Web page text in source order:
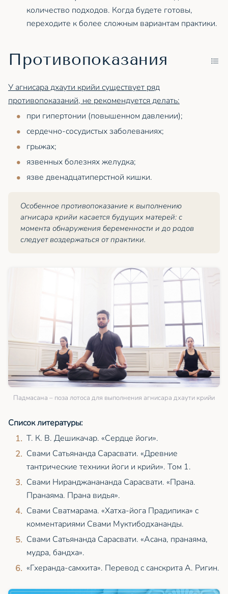
количество подходов. Когда будете готовы,
переходите к более сложным вариантам практики.
Противопоказания
У агнисара дхаути крийи существует ряд
противопоказаний, не рекомендуется делать:
при гипертонии (повышенном давлении);
сердечно-сосудистых заболеваниях;
грыжах;
язвенных болезнях желудка;
язве двенадцатиперстной кишки.
Особенное противопоказание к выполнению
агнисара крийи касается будущих матерей: с
момента обнаружения беременности и до родов
следует воздержаться от практики.
Падмасана – поза лотоса для выполнения агнисара дхаути крийи
Список литературы:
Т. К. В. Дешикачар. «Сердце йоги».
Свами Сатьянанда Сарасвати. «Древние
тантрические техники йоги и крийи». Том 1.
Свами Ниранджанананда Сарасвати. «Прана.
Пранаяма. Прана видья».
Свами Сватмарама. «Хатха-йога Прадипика» с
комментариями Свами Муктибодхананды.
Свами Сатьянанда Сарасвати. «Асана, пранаяма,
мудра, бандха».
«Гхеранда-самхита». Перевод с санскрита А. Ригин.